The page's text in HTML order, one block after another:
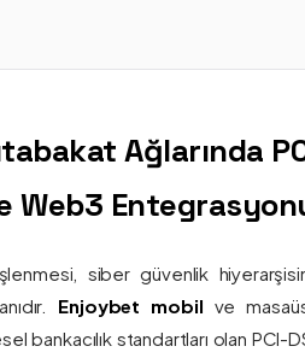
Ağlarında
Web3
işlenmesi, siber güvenlik
Enjoybet mobil ve
bankacılık standartları olan PCI-